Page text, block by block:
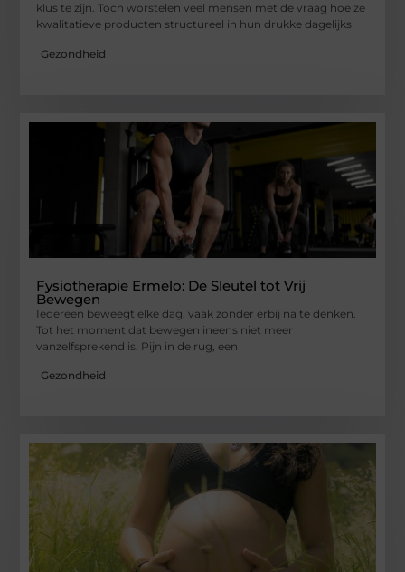
klus te zijn. Toch worstelen veel mensen met de vraag hoe ze
kwalitatieve producten structureel in hun drukke dagelijks
Gezondheid
Fysiotherapie Ermelo: De Sleutel tot Vrij
Bewegen
Iedereen beweegt elke dag, vaak zonder erbij na te denken.
Tot het moment dat bewegen ineens niet meer
vanzelfsprekend is. Pijn in de rug, een
Gezondheid